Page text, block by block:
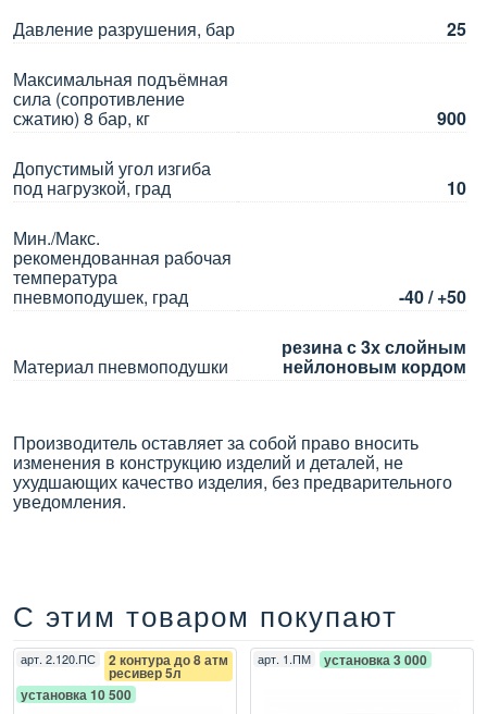
Давление разрушения, бар
25
Максимальная подъёмная
сила (сопротивление
сжатию) 8 бар, кг
900
Допустимый угол изгиба
под нагрузкой, град
10
Мин./Макс.
рекомендованная рабочая
температура
пневмоподушек, град -40 / +50
Материал пневмоподушки
резина с 3х слойным
нейлоновым кордом
Производитель оставляет за собой право вносить
изменения в конструкцию изделий и деталей, не
ухудшающих качество изделия, без предварительного
уведомления.
С этим товаром покупают
арт. 2.120.ПС 2 контура до 8 атм
ресивер 5л
установка 10 500
арт. 1.ПМ установка 3 000